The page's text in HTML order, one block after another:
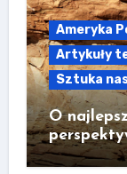
Ameryka
Artykuły
Sztuka
O